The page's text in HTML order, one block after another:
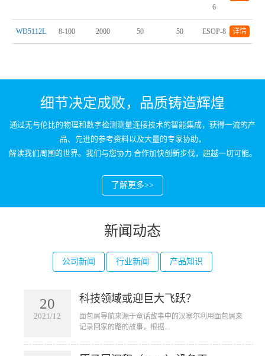
6
WD5112L 8-100 2000 50 50 ESOP-8 详情
细节决定成败，品质铸造辉煌
通过无与伦比的物理和数字检测测量连接技术的智能集成，获得一流的产
品、先进的参考资料以及大量的专家协助，
解读我们周围的世界。我们与您协力 合作加快创新步伐，超越一切可能。
了解更多>>
新闻动态
公司新闻 行业新闻 产品知识
20
2021/12
科技领域或迎巨大飞跃？
​面包屑导航来源于童话故事中的汉塞尔利用面包屑来
记录回家的路的故事，根据...